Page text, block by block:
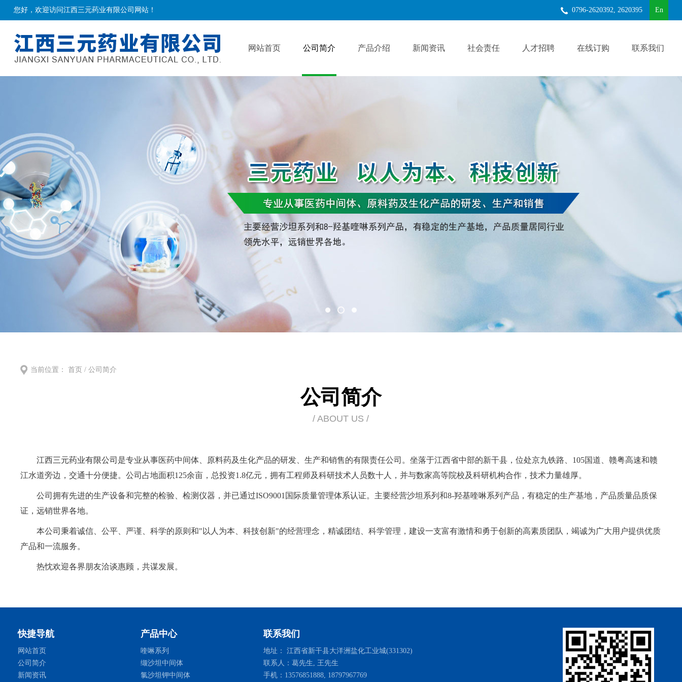
您好，欢迎访问江西三元药业有限公司网站！ 0796-2620392, 2620395 En
网站首页 公司简介 产品介绍 新闻资讯 社会责任 人才招聘 在线订购 联系我们
当前位置： 首页 / 公司简介
公司简介
/ ABOUT US /
江西三元药业有限公司 是专业从事医药中间体、原料药及生化产品的研发、生产和销售的有限责任公司。坐落于江西省中部的新干县，位处京九铁路、105国道、赣粤高速和赣
江水道旁边，交通十分便捷。公司占地面积125余亩，总投资1.8亿元，拥有工程师及科研技术人员数十人，并与数家高等院校及科研机构合作，技术力量雄厚。
公司拥有先进的生产设备和完整的检验、检测仪器，并已通过ISO9001国际质量管理体系认证。主要经营沙坦系列和8-羟基喹啉系列产品，有稳定的生产基地，产品质量品质保
证，远销世界各地。
本公司秉着诚信、公平、严谨、科学的原则和"以人为本、科技创新"的经营理念，精诚团结、科学管理，建设一支富有激情和勇于创新的高素质团队，竭诚为广大用户提供优质
产品和一流服务。
热忱欢迎各界朋友洽谈惠顾，共谋发展。
快捷导航
网站首页
公司简介
新闻资讯
产品中心
喹啉系列
缬沙坦中间体
氯沙坦钾中间体
联系我们
地址： 江西省新干县大洋洲盐化工业城(331302)
联系人：葛先生, 王先生
手机：13576851888, 18797967769